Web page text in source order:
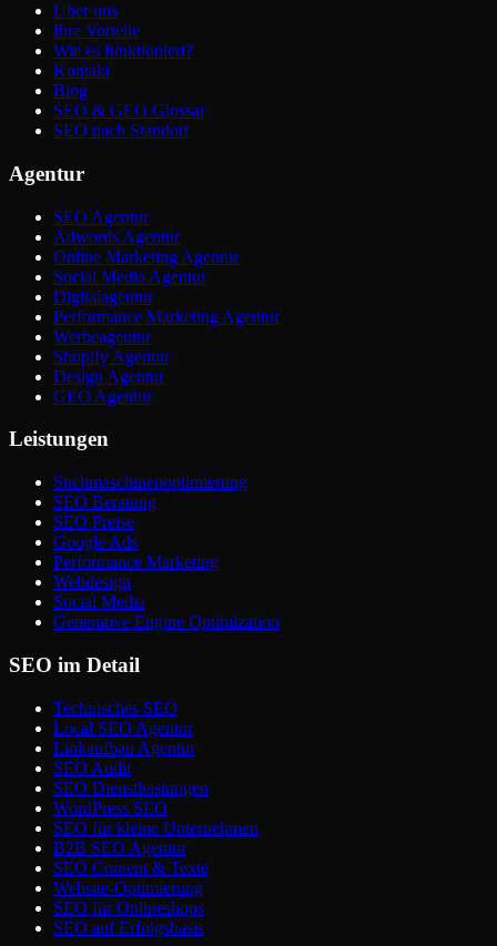
Über uns
Ihre Vorteile
Wie es funktioniert?
Kontakt
Blog
SEO & GEO Glossar
SEO nach Standort
Agentur
SEO Agentur
Adwords Agentur
Online Marketing Agentur
Social Media Agentur
Digitalagentur
Performance Marketing Agentur
Werbeagentur
Shopify Agentur
Design Agentur
GEO Agentur
Leistungen
Suchmaschinenoptimierung
SEO Beratung
SEO Preise
Google Ads
Performance Marketing
Webdesign
Social Media
Generative Engine Optimization
SEO im Detail
Technisches SEO
Local SEO Agentur
Linkaufbau Agentur
SEO Audit
SEO Dienstleistungen
WordPress SEO
SEO für kleine Unternehmen
B2B SEO Agentur
SEO Content & Texte
Website-Optimierung
SEO für Onlineshops
SEO auf Erfolgsbasis